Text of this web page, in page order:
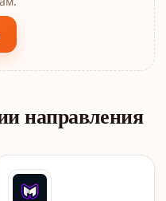
направления